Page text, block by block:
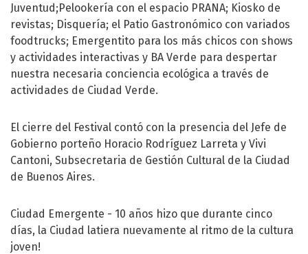
Juventud;Pelookería con el espacio PRANA; Kiosko de
revistas; Disquería; el Patio Gastronómico con variados
foodtrucks; Emergentito para los más chicos con shows
y actividades interactivas y BA Verde para despertar
nuestra necesaria conciencia ecológica a través de
actividades de Ciudad Verde.
El cierre del Festival contó con la presencia del Jefe de
Gobierno porteño Horacio Rodríguez Larreta y Vivi
Cantoni, Subsecretaria de Gestión Cultural de la Ciudad
de Buenos Aires.
Ciudad Emergente - 10 años hizo que durante cinco
días, la Ciudad latiera nuevamente al ritmo de la cultura
joven!